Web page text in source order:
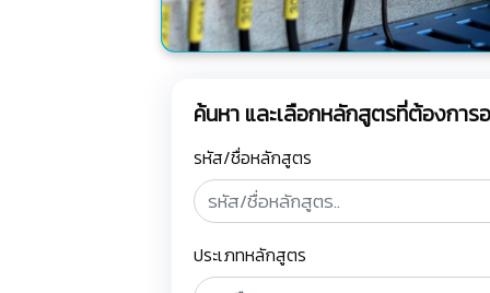
ค้นหา และเลือกหลักสูตรที่ต้องการ
รหัส/ชื่อหลักสูตร
ประเภทหลักสูตร